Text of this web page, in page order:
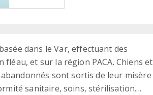
dans le Var, effectuant des
et sur la région PACA. Chiens et
sont sortis de leur misère
sanitaire, soins, stérilisation....